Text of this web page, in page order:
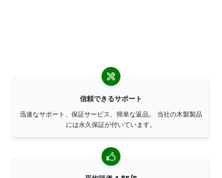
信頼できるサポート
迅速なサポート、保証サービス、簡単な返品。 当社の木製製品
には永久保証が付いています。